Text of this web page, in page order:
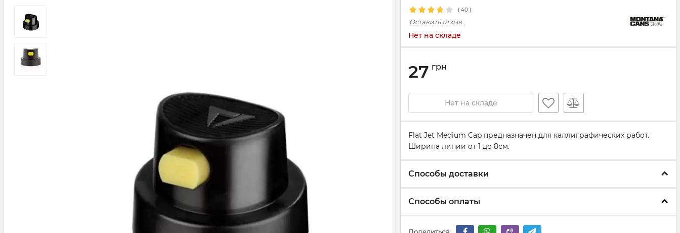
( 40 )
Оставить отзыв
Нет на складе
27 грн
Нет на складе
Flat Jet Medium Cap предназначен для каллиграфических работ.
Ширина линии от 1 до 8см.
Способы доставки
Способы оплаты